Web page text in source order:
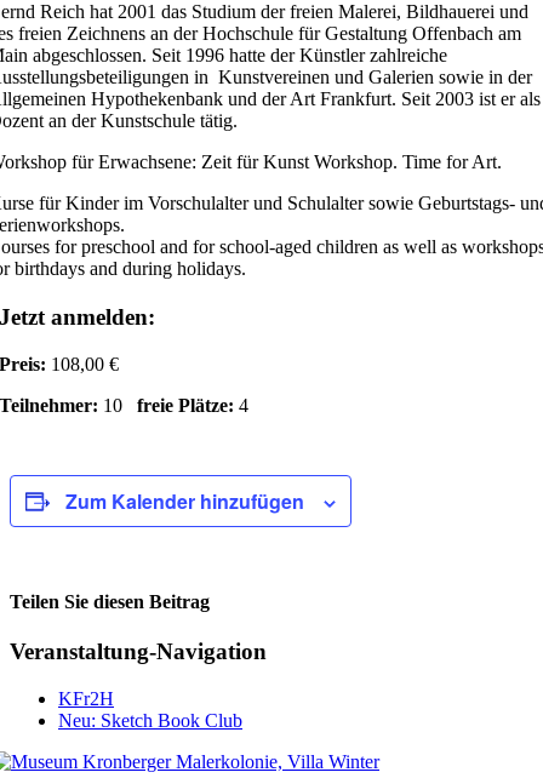
Reich hat 2001 das Studium der freien Malerei, Bildhauerei und
freien Zeichnens an der Hochschule für Gestaltung Offenbach am
abgeschlossen. Seit 1996 hatte der Künstler zahlreiche
in Kunstvereinen und Galerien sowie in der
Hypothekenbank und der Art Frankfurt. Seit 2003 ist er als
an der Kunstschule tätig.
für Erwachsene: Zeit für Kunst Workshop. Time for Art.
für Kinder im Vorschulalter und Schulalter sowie Geburtstags-
for preschool and for school-aged children as well as
birthdays and during holidays.
Jetzt anmelden:
Preis: 108,00 €
Teilnehmer: 10freie Plätze: 4
Zum Kalender hinzufügen
Teilen Sie diesen Beitrag
Facebook
Veranstaltung-Navigation
KFr2H
Neu: Sketch Book Club